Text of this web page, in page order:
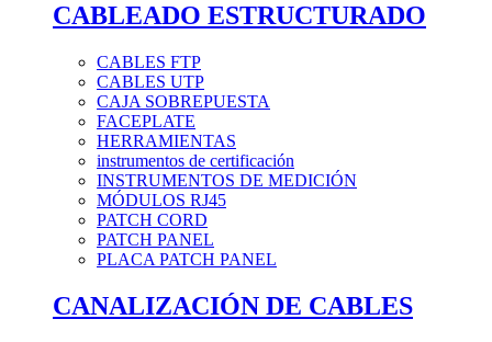
CABLEADO ESTRUCTURADO
CABLES FTP
CABLES UTP
CAJA SOBREPUESTA
FACEPLATE
HERRAMIENTAS
instrumentos de certificación
INSTRUMENTOS DE MEDICIÓN
MÓDULOS RJ45
PATCH CORD
PATCH PANEL
PLACA PATCH PANEL
CANALIZACIÓN DE CABLES